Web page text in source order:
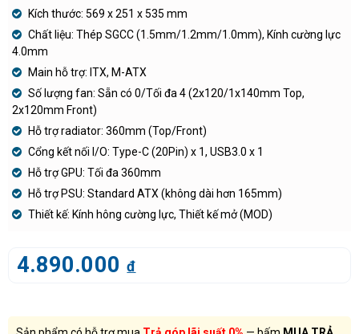
Kích thước: 569 x 251 x 535 mm
Chất liệu: Thép SGCC (1.5mm/1.2mm/1.0mm), Kính cường lực
4.0mm
Main hỗ trợ: ITX, M-ATX
Số lượng fan: Sẵn có 0/Tối đa 4 (2x120/1x140mm Top,
2x120mm Front)
Hỗ trợ radiator: 360mm (Top/Front)
Cổng kết nối I/O: Type-C (20Pin) x 1, USB3.0 x 1
Hỗ trợ GPU: Tối đa 360mm
Hỗ trợ PSU: Standard ATX (không dài hơn 165mm)
Thiết kế: Kính hông cường lực, Thiết kế mở (MOD)
4.890.000 đ